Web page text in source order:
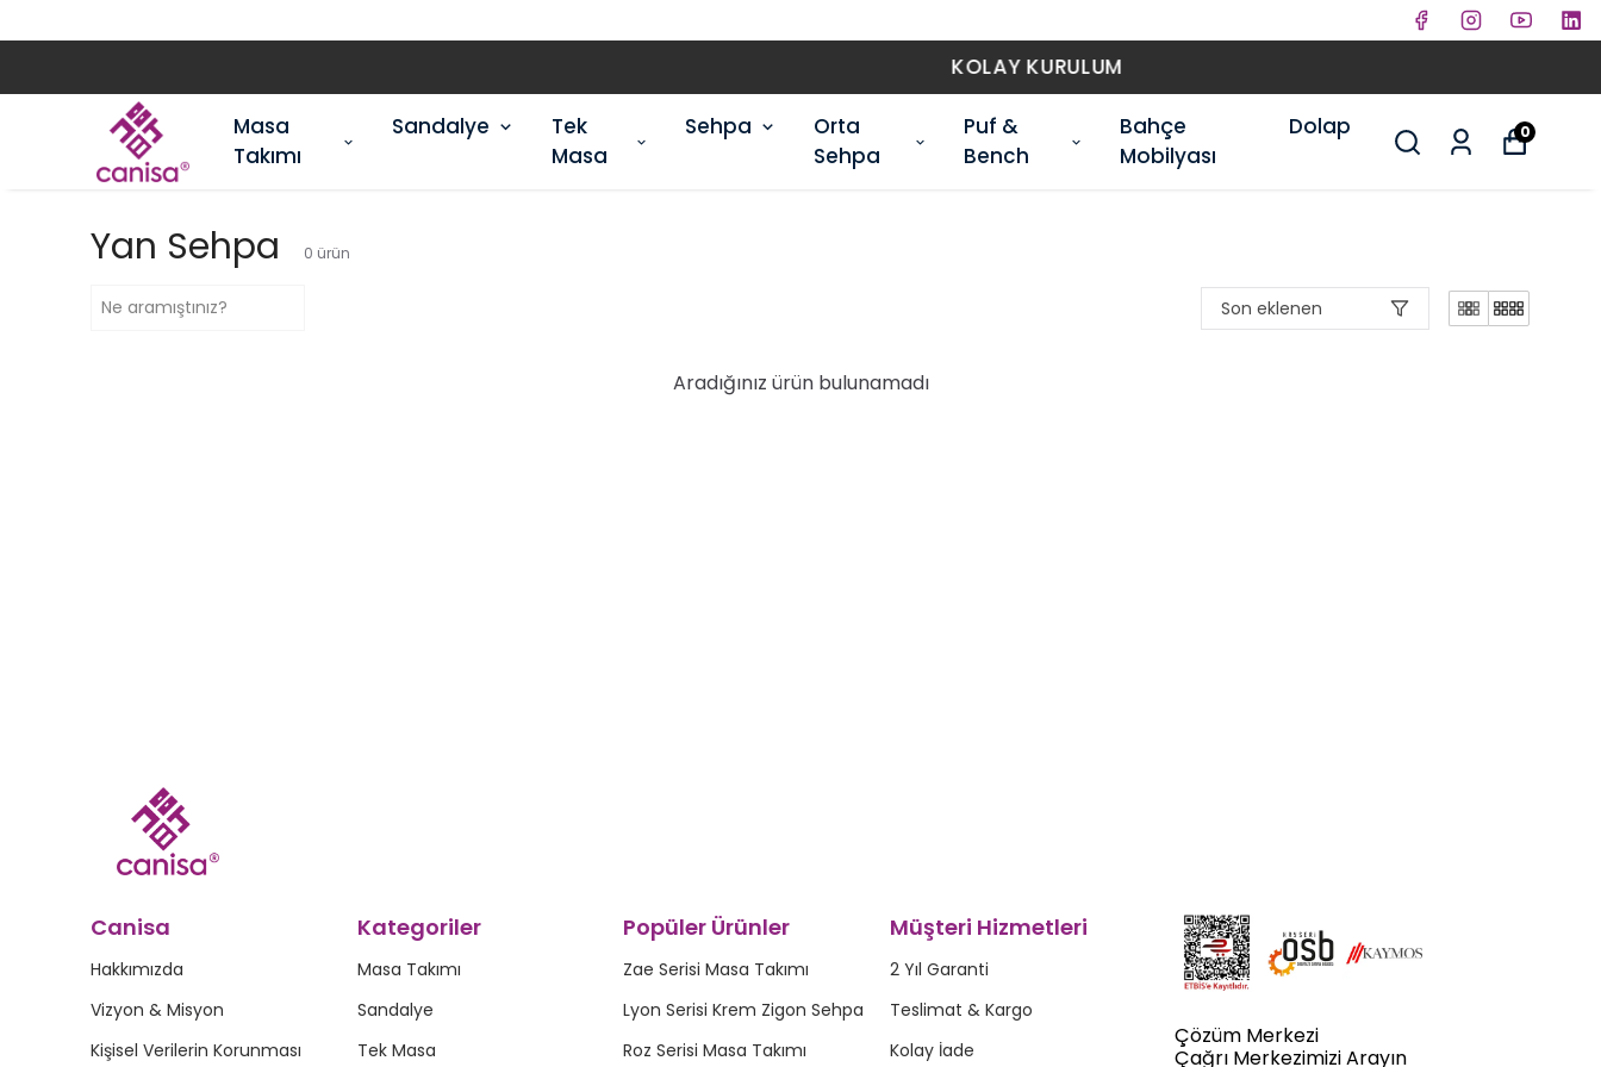
Masa
Takımı
Sandalye
Tek
Masa
Sehpa
Orta
Sehpa
Puf &
Bench
Bahçe
Mobilyası
Dolap 0
Yan Sehpa 0 ürün
Son eklenen
Aradığınız ürün bulunamadı
Canisa
Hakkımızda
Vizyon & Misyon
Kişisel Verilerin Korunması
Kategoriler
Masa Takımı
Sandalye
Tek Masa
Popüler Ürünler
Zae Serisi Masa Takımı
Lyon Serisi Krem Zigon Sehpa
Roz Serisi Masa Takımı
Müşteri Hizmetleri
2 Yıl Garanti
Teslimat & Kargo
Kolay İade
Çözüm Merkezi
Çağrı Merkezimizi Arayın